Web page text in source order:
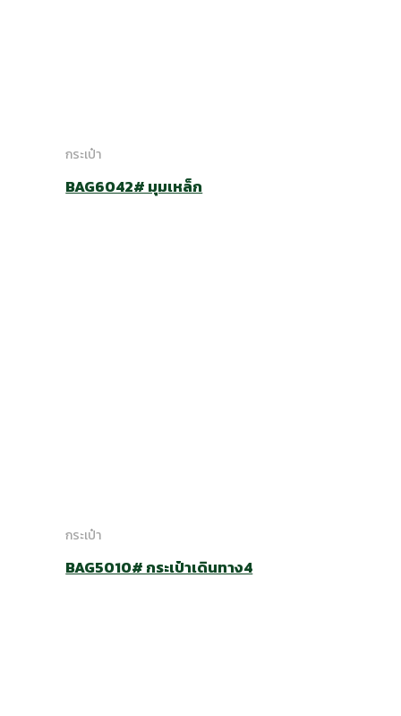
กระเป๋า
BAG6042# มุมเหล็ก
กระเป๋า
BAG5010# กระเป๋าเดินทาง4